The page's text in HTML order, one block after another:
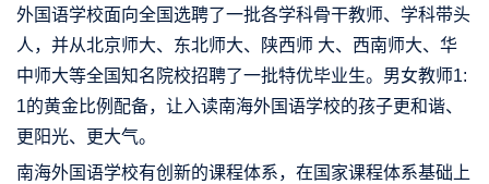
外国语学校面向全国选聘了一批各学科骨干教师、学科带头
人，并从北京师大、东北师大、陕西师 大、西南师大、华
中师大等全国知名院校招聘了一批特优毕业生。男女教师1:
1的黄金比例配备，让入读南海外国语学校的孩子更和谐、
更阳光、更大气。
南海外国语学校有创新的课程体系，在国家课程体系基础上